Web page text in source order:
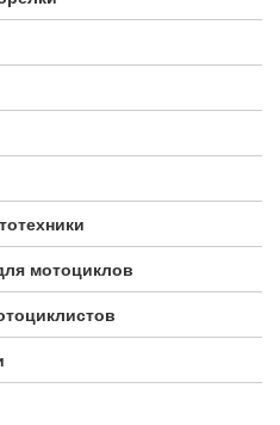
мотоциклов